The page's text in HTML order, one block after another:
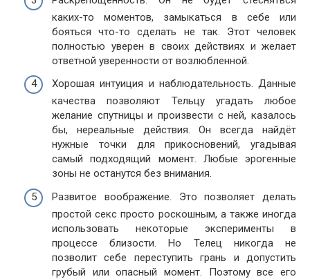
каких-то моментов, замыкаться в себе или
бояться что-то сделать не так. Этот человек
полностью уверен в своих действиях и желает
ответной уверенности от возлюбленной.
Хорошая интуиция и наблюдательность. Данные
качества позволяют Тельцу угадать любое
желание спутницы и произвести с ней, казалось
бы, нереальные действия. Он всегда найдёт
нужные точки для прикосновений, угадывая
самый подходящий момент. Любые эрогенные
зоны не останутся без внимания.
Развитое воображение. Это позволяет делать
простой секс просто роскошным, а также иногда
использовать некоторые эксперименты в
процессе близости. Но Телец никогда не
позволит себе переступить грань и допустить
грубый или опасный момент. Поэтому все его